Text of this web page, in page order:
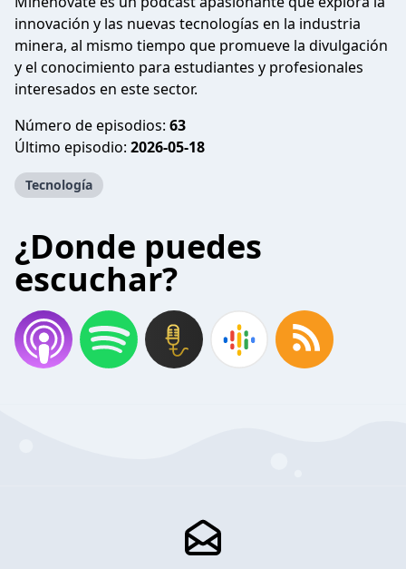
innovación y las nuevas tecnologías en la industria
minera, al mismo tiempo que promueve la divulgación
y el conocimiento para estudiantes y profesionales
interesados en este sector.
Número de episodios: 63
Último episodio: 2026-05-18
Tecnología
¿Donde puedes
escuchar?